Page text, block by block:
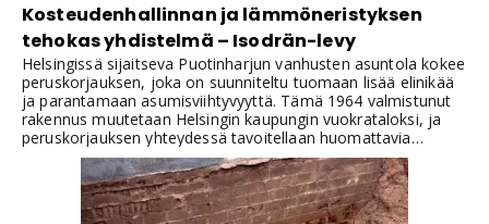
Kosteudenhallinnan ja lämmöneristyksen
tehokas yhdistelmä – Isodrän-levy
Helsingissä sijaitseva Puotinharjun vanhusten asuntola kokee
peruskorjauksen, joka on suunniteltu tuomaan lisää elinikää
ja parantamaan asumisviihtyvyyttä. Tämä 1964 valmistunut
rakennus muutetaan Helsingin kaupungin vuokrataloksi, ja
peruskorjauksen yhteydessä tavoitellaan huomattavia
parannuksia niin tekniseen suorituskykyyn kuin
ulkonäköönkin. Lujatalo Oy:n tuotantoinsinööri Santeri
Hintukainen valaisee projektin kulmakiviä ja erityisesti
Isodrän-levyn roolia tässä mittavassa hankkeessa.